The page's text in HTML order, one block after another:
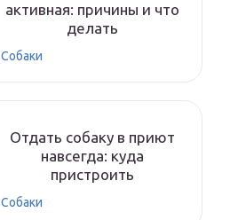
активная: причины и что
делать
Собаки
Отдать собаку в приют
навсегда: куда
пристроить
Собаки